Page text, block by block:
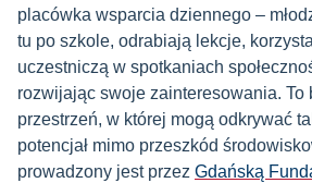
placówka wsparcia dziennego –
tu po szkole, odrabiają lekcje,
uczestniczą w spotkaniach
rozwijając swoje zainteresowania. To
przestrzeń, w której mogą odkrywać
potencjał mimo przeszkód
prowadzony jest przez Gdańską